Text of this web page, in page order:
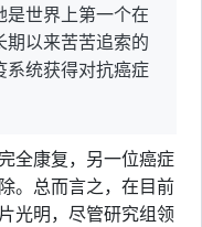
世界上第一个在
以来苦苦追索的
统获得对抗癌症
全康复，另一位癌症
。总而言之，在目前
光明，尽管研究组领